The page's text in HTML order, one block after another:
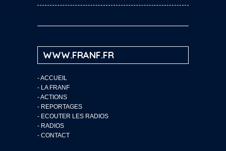
WWW.FRANF.FR
-ACCUEIL
- LA FRANF
-ACTIONS
- REPORTAGES
- ECOUTER LES RADIOS
- RADIOS
- CONTACT